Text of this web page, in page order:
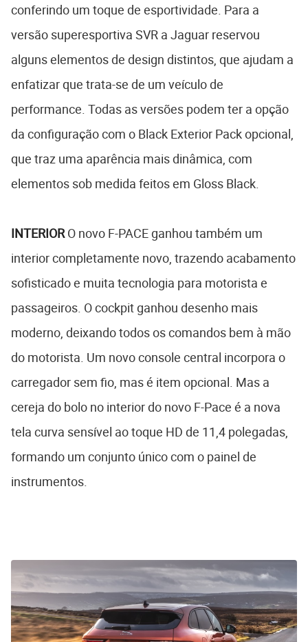
conferindo um toque de esportividade. Para a
versão superesportiva SVR a Jaguar reservou
alguns elementos de design distintos, que ajudam a
enfatizar que trata-se de um veículo de
performance. Todas as versões podem ter a opção
da configuração com o Black Exterior Pack opcional,
que traz uma aparência mais dinâmica, com
elementos sob medida feitos em Gloss Black.
INTERIOR O novo F-PACE ganhou também um
interior completamente novo, trazendo acabamento
sofisticado e muita tecnologia para motorista e
passageiros. O cockpit ganhou desenho mais
moderno, deixando todos os comandos bem à mão
do motorista. Um novo console central incorpora o
carregador sem fio, mas é item opcional. Mas a
cereja do bolo no interior do novo F-Pace é a nova
tela curva sensível ao toque HD de 11,4 polegadas,
formando um conjunto único com o painel de
instrumentos.